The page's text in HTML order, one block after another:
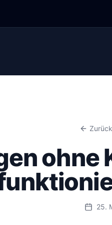
Welten. Internationale
Pristina (PRN)
ohne
25.